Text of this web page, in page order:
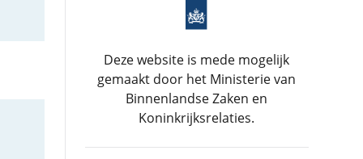
Deze website is mede mogelijk
gemaakt door het Ministerie van
Binnenlandse Zaken en
Koninkrijksrelaties.